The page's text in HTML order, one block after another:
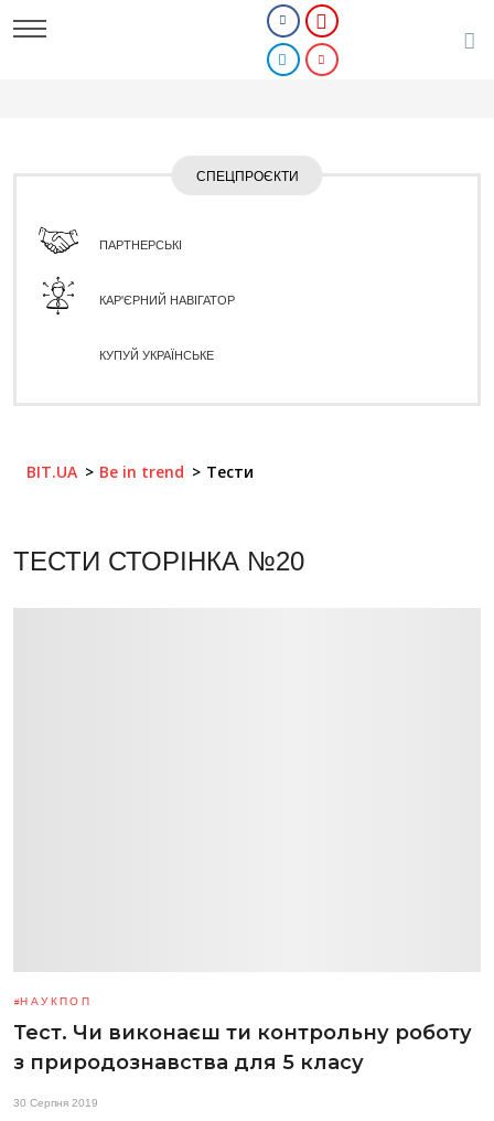
СПЕЦПРОЄКТИ
ПАРТНЕРСЬКІ
КАР'ЄРНИЙ НАВІГАТОР
КУПУЙ УКРАЇНСЬКЕ
BIT.UA Be in trend Тести
ТЕСТИ СТОРІНКА №20
НАУКПОП
Тест. Чи виконаєш ти контрольну роботу
з природознавства для 5 класу
30 Серпня 2019